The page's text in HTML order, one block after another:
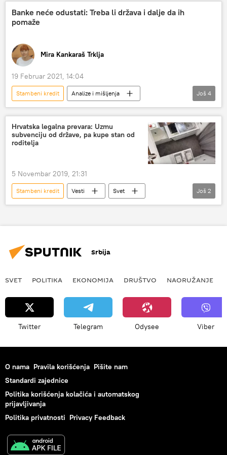
Srbija – ekonomija
Društvo
Banke neće odustati: Treba li država i dalje da ih
pomaže
Mira Kankaraš Trklja
19 Februar 2021, 14:04
Stambeni kredit
Analize i mišljenja
Komentari i Analitika
banke
klijenti
osiguranje
Još 4
Hrvatska legalna prevara: Uzmu
subvenciju od države, pa kupe stan od
roditelja
5 Novembar 2019, 21:31
Stambeni kredit Vesti
Svet
prevara
Hrvatska Region
Još 2
Srbija
SVET POLITIKA EKONOMIJA DRUŠTVO NAORUŽANJE
Twitter Telegram Odysee Viber
O nama Pravila korišćenja Pišite nam
Standardi zajednice
Politika korišćenja kolačića i automatskog
prijavljivanja
Politika privatnosti Privacy Feedback